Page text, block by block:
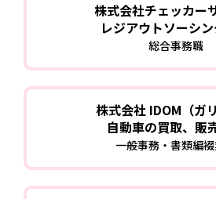
株式会社チェッカー
レジアウトソーシ
総合事務職
株式会社 IDOM（ガ
自動車の買取、販
一般事務・書類編